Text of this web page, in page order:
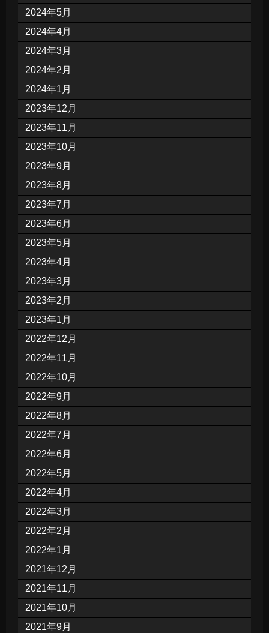
2024年5月
2024年4月
2024年3月
2024年2月
2024年1月
2023年12月
2023年11月
2023年10月
2023年9月
2023年8月
2023年7月
2023年6月
2023年5月
2023年4月
2023年3月
2023年2月
2023年1月
2022年12月
2022年11月
2022年10月
2022年9月
2022年8月
2022年7月
2022年6月
2022年5月
2022年4月
2022年3月
2022年2月
2022年1月
2021年12月
2021年11月
2021年10月
2021年9月